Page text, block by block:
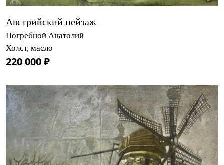
Австрийский пейзаж
Погребной Анатолий
Холст, масло
220 000 ₽